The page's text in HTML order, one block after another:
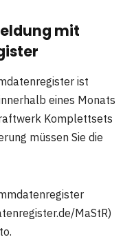
mit
ist
eines Monats
Komplettsets
müssen Sie die
MaStR)